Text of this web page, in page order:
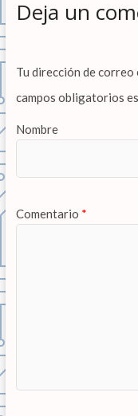
Deja un
Tu dirección de
campos obligatorios
Nombre
Comentario *